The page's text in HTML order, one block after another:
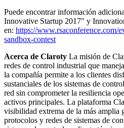
Puede encontrar información
Innovative Startup 2017" y
en: https://www.rsaconference.com/
sandbox-contest
Acerca de Claroty La misión de
redes de control industrial que
la compañía permite a los clientes
sustanciales de los sistemas de
red sin comprometer la resiliencia
activos principales. La plataforma
visibilidad extrema de la más amplia
protocolos y redes de sistemas de